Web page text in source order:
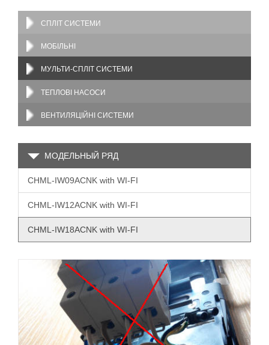
СПЛІТ СИСТЕМИ
МОБІЛЬНІ
МУЛЬТИ-СПЛІТ СИСТЕМИ
ТЕПЛОВІ НАСОСИ
ВЕНТИЛЯЦІЙНІ СИСТЕМИ
МОДЕЛЬНЫЙ РЯД
CHML-IW09ACNK with WI-FI
CHML-IW12ACNK with WI-FI
CHML-IW18ACNK with WI-FI